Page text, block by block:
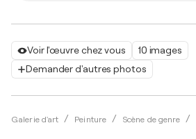
Voir l'œuvre chez vous
10 images
Demander d'autres photos
Galerie d'art Peinture Scène de genre